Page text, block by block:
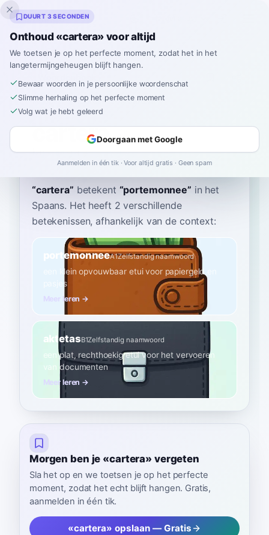
Inklingo
Home› Spaans›Woordenboek›cartera
cartera
kar-TEH-ra kaɾˈteɾa
“cartera” betekent “portemonnee” in het
Spaans. Het heeft 2 verschillende
betekenissen, afhankelijk van de context:
portemonneeA1Zelfstandig naamwoord
een klein opvouwbaar etui voor papiergeld en
pasjes
Meer leren →
aktetasB1Zelfstandig naamwoord
een plat, rechthoekig etui voor het vervoeren
van documenten
Meer leren →
Morgen ben je «cartera» vergeten
Sla het op en we toetsen je op het perfecte
moment, zodat het echt blijft hangen. Gratis,
aanmelden in één tik.
«cartera» opslaan — Gratis
DUURT 3 SECONDEN
Onthoud «cartera» voor altijd
We toetsen je op het perfecte moment, zodat het in het
langetermijngeheugen blijft hangen.
Bewaar woorden in je persoonlijke woordenschat
Slimme herhaling op het perfecte moment
Volg wat je hebt geleerd
Doorgaan met Google
Aanmelden in één tik · Voor altijd gratis · Geen spam